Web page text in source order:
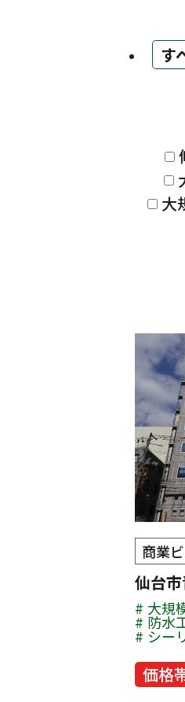
す
大
商業
仙台
大規
防水
シー
価格